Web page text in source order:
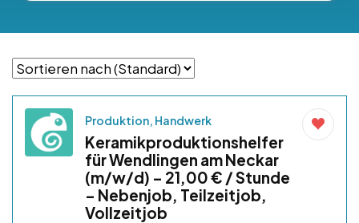
Produktion, Handwerk
Keramikproduktionshelfer
für Wendlingen am Neckar
(m/w/d) – 21,00 € / Stunde
– Nebenjob, Teilzeitjob,
Vollzeitjob